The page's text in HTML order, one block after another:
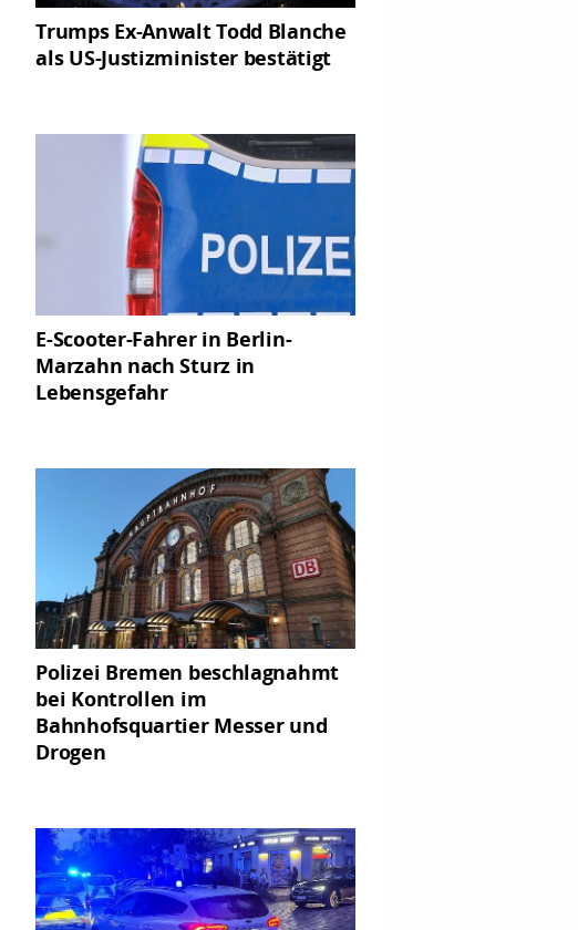
Trumps Ex-Anwalt Todd Blanche
als US-Justizminister bestätigt
E-Scooter-Fahrer in Berlin-
Marzahn nach Sturz in
Lebensgefahr
Polizei Bremen beschlagnahmt
bei Kontrollen im
Bahnhofsquartier Messer und
Drogen